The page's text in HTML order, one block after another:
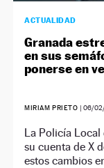
ACTUALIDAD
Granada
en sus
ponerse en
MIRIAM PRIETO | 06/
La Policía Local
su cuenta de X
estos cambios